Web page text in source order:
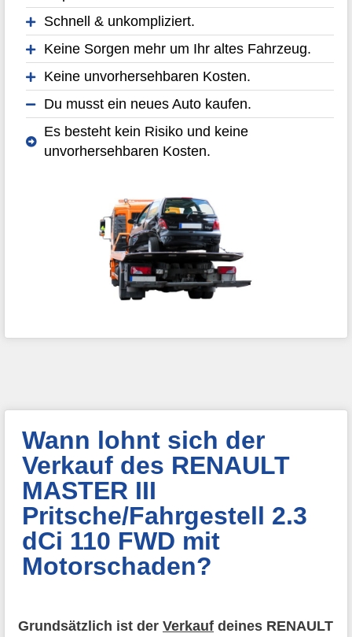
Schnell & unkompliziert.
Keine Sorgen mehr um Ihr altes Fahrzeug.
Keine unvorhersehbaren Kosten.
Du musst ein neues Auto kaufen.
Es besteht kein Risiko und keine
unvorhersehbaren Kosten.
Wann lohnt sich der
Verkauf des RENAULT
MASTER III
Pritsche/Fahrgestell 2.3
dCi 110 FWD mit
Motorschaden?
Grundsätzlich ist der Verkauf deines RENAULT